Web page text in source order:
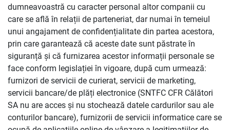
dumneavoastră cu caracter personal altor companii cu
care se află în relații de parteneriat, dar numai în temeiul
unui angajament de confidențialitate din partea acestora,
prin care garantează că aceste date sunt păstrate în
siguranță și că furnizarea acestor informații personale se
face conform legislației în vigoare, după cum urmează:
furnizori de servicii de curierat, servicii de marketing,
servicii bancare/de plăți electronice (SNTFC CFR Călători
SA nu are acces și nu stochează datele cardurilor sau ale
conturilor bancare), furnizorii de servicii informatice care se